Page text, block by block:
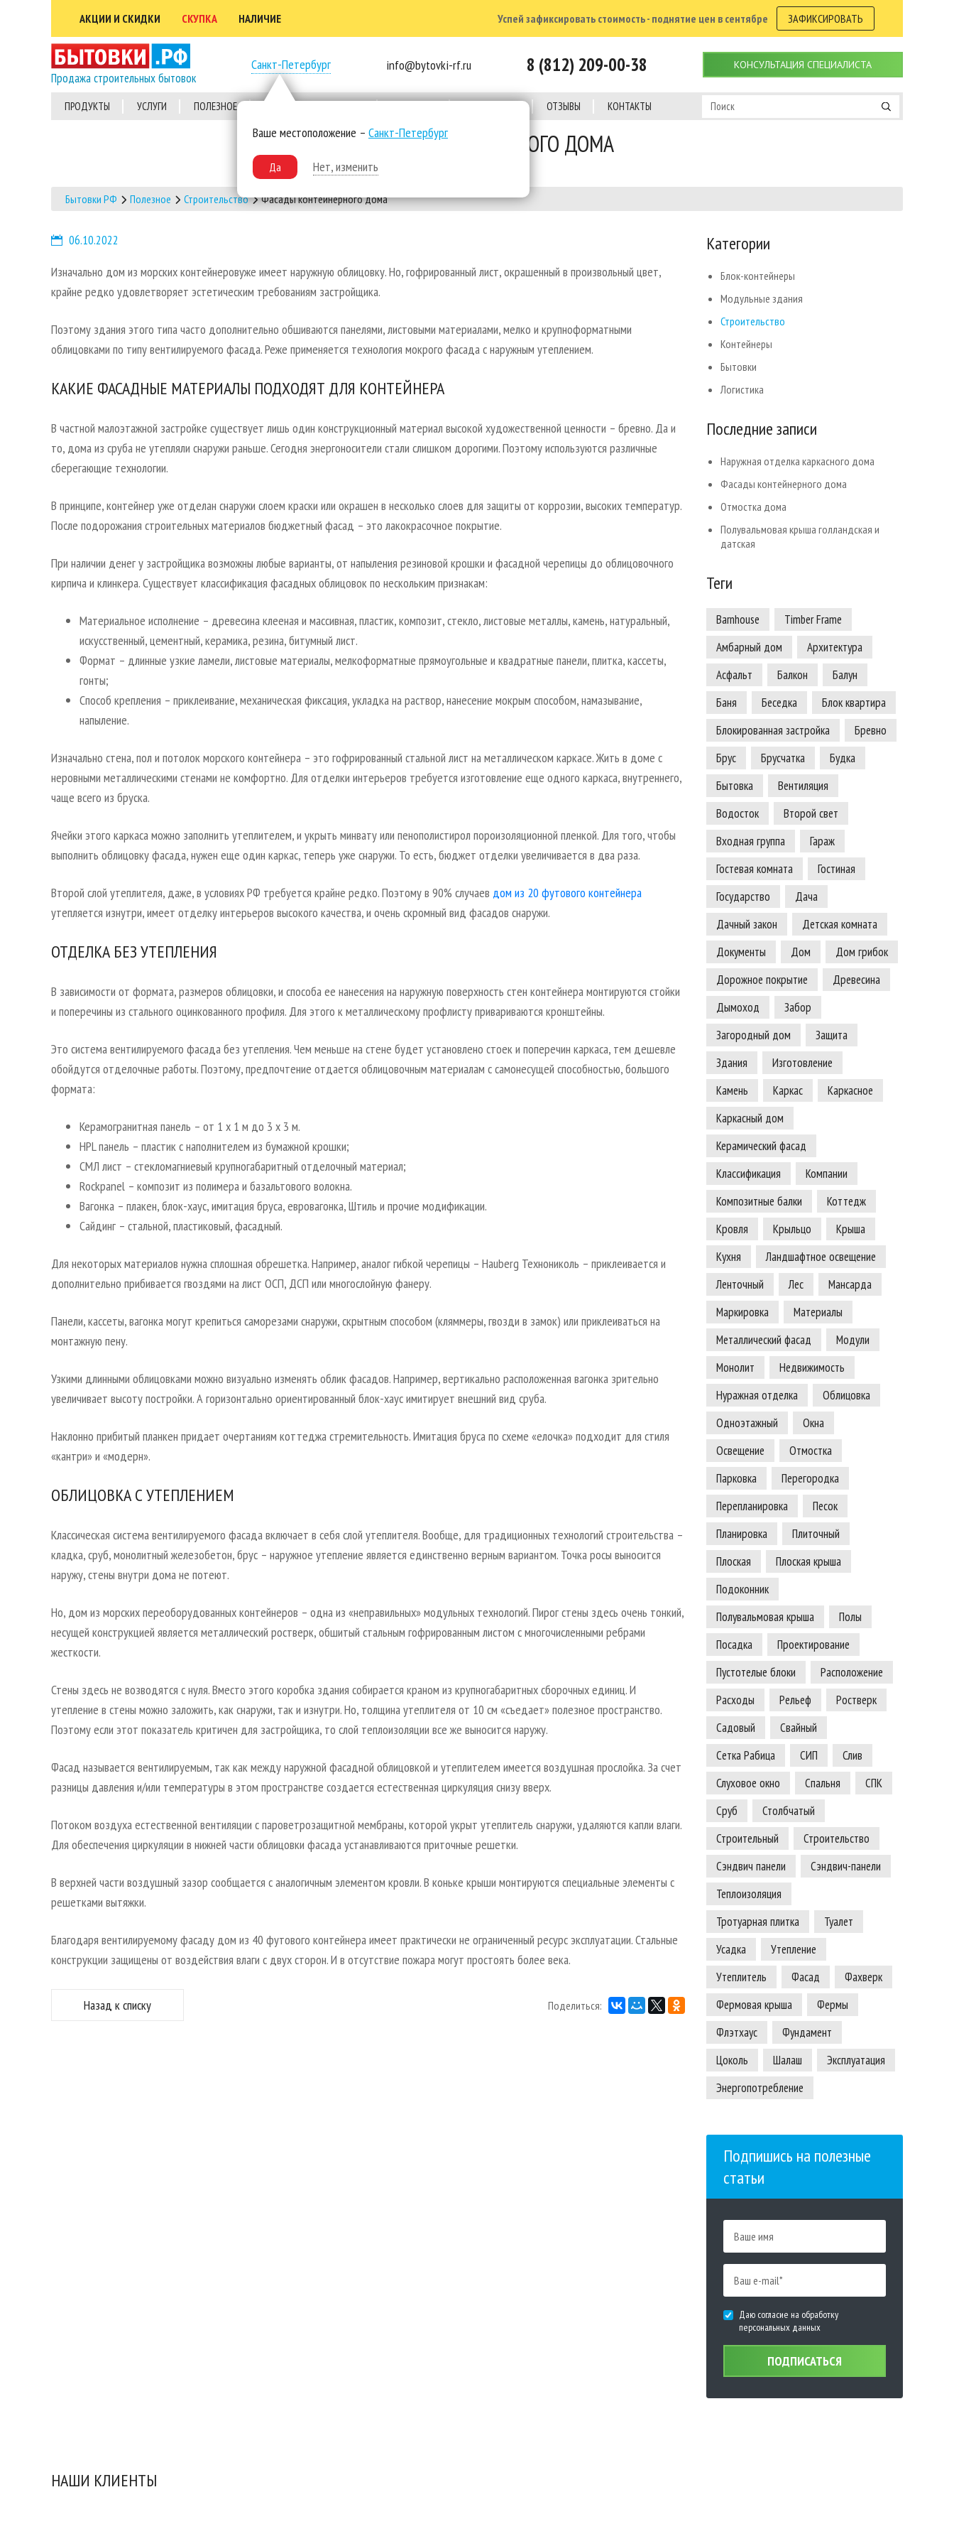
АКЦИИ И СКИДКИ СКУПКА НАЛИЧИЕ Успей зафиксировать стоимость - поднятие цен в сентябре ЗАФИКСИРОВАТЬ
Продажа строительных бытовок
Санкт-Петербург
Ваше местоположение – Санкт-Петербург
Да Нет, изменить
info@bytovki-rf.ru 8 (812) 209-00-38 КОНСУЛЬТАЦИЯ СПЕЦИАЛИСТА
ПРОДУКТЫ УСЛУГИ ПОЛЕЗНОЕ ОТЗЫВЫ КОНТАКТЫ
ФАСАДЫ КОНТЕЙНЕРНОГО ДОМА
Бытовки РФ Полезное Строительство Фасады контейнерного дома
Категории
Блок-контейнеры
Модульные здания
Строительство
Контейнеры
Бытовки
Логистика
Последние записи
Наружная отделка каркасного дома
Фасады контейнерного дома
Отмостка дома
Полувальмовая крыша голландская и
датская
Теги
Barnhouse
Timber Frame
Амбарный дом
Архитектура
Асфальт
Балкон
Балун
Баня
Беседка
Блок квартира
Блокированная застройка
Бревно
Брус
Брусчатка
Будка
Бытовка
Вентиляция
Водосток
Второй свет
Входная группа
Гараж
Гостевая комната
Гостиная
Государство
Дача
Дачный закон
Детская комната
Документы
Дом
Дом грибок
Дорожное покрытие
Древесина
Дымоход
Забор
Загородный дом
Защита
Здания
Изготовление
Камень
Каркас
Каркасное
Каркасный дом
Керамический фасад
Классификация
Компании
Композитные балки
Коттедж
Кровля
Крыльцо
Крыша
Кухня
Ландшафтное освещение
Ленточный
Лес
Мансарда
Маркировка
Материалы
Металлический фасад
Модули
Монолит
Недвижимость
Нуражная отделка
Облицовка
Одноэтажный
Окна
Освещение
Отмостка
Парковка
Перегородка
Перепланировка
Песок
Планировка
Плиточный
Плоская
Плоская крыша
Подоконник
Полувальмовая крыша
Полы
Посадка
Проектирование
Пустотелые блоки
Расположение
Расходы
Рельеф
Ростверк
Садовый
Свайный
Сетка Рабица
СИП
Слив
Слуховое окно
Спальня
СПК
Сруб
Столбчатый
Строительный
Строительство
Сэндвич панели
Сэндвич-панели
Теплоизоляция
Тротуарная плитка
Туалет
Усадка
Утепление
Утеплитель
Фасад
Фахверк
Фермовая крыша
Фермы
Флэтхаус
Фундамент
Цоколь
Шалаш
Эксплуатация
Энергопотребление
Подпишись на полезные
статьи
Даю согласие на обработку
персональных данных
ПОДПИСАТЬСЯ
06.10.2022
Изначально дом из морских контейнеровуже имеет наружную облицовку. Но, гофрированный лист, окрашенный в произвольный цвет,
крайне редко удовлетворяет эстетическим требованиям застройщика.
Поэтому здания этого типа часто дополнительно обшиваются панелями, листовыми материалами, мелко и крупноформатными
облицовками по типу вентилируемого фасада. Реже применяется технология мокрого фасада с наружным утеплением.
КАКИЕ ФАСАДНЫЕ МАТЕРИАЛЫ ПОДХОДЯТ ДЛЯ КОНТЕЙНЕРА
В частной малоэтажной застройке существует лишь один конструкционный материал высокой художественной ценности – бревно. Да и
то, дома из сруба не утепляли снаружи раньше. Сегодня энергоносители стали слишком дорогими. Поэтому используются различные
сберегающие технологии.
В принципе, контейнер уже отделан снаружи слоем краски или окрашен в несколько слоев для защиты от коррозии, высоких температур.
После подорожания строительных материалов бюджетный фасад – это лакокрасочное покрытие.
При наличии денег у застройщика возможны любые варианты, от напыления резиновой крошки и фасадной черепицы до облицовочного
кирпича и клинкера. Существует классификация фасадных облицовок по нескольким признакам:
Материальное исполнение – древесина клееная и массивная, пластик, композит, стекло, листовые металлы, камень, натуральный,
искусственный, цементный, керамика, резина, битумный лист.
Формат – длинные узкие ламели, листовые материалы, мелкоформатные прямоугольные и квадратные панели, плитка, кассеты,
гонты;
Способ крепления – приклеивание, механическая фиксация, укладка на раствор, нанесение мокрым способом, намазывание,
напыление.
Изначально стена, пол и потолок морского контейнера – это гофрированный стальной лист на металлическом каркасе. Жить в доме с
неровными металлическими стенами не комфортно. Для отделки интерьеров требуется изготовление еще одного каркаса, внутреннего,
чаще всего из бруска.
Ячейки этого каркаса можно заполнить утеплителем, и укрыть минвату или пенополистирол пороизоляционной пленкой. Для того, чтобы
выполнить облицовку фасада, нужен еще один каркас, теперь уже снаружи. То есть, бюджет отделки увеличивается в два раза.
Второй слой утеплителя, даже, в условиях РФ требуется крайне редко. Поэтому в 90% случаев дом из 20 футового контейнера
утепляется изнутри, имеет отделку интерьеров высокого качества, и очень скромный вид фасадов снаружи.
ОТДЕЛКА БЕЗ УТЕПЛЕНИЯ
В зависимости от формата, размеров облицовки, и способа ее нанесения на наружную поверхность стен контейнера монтируются стойки
и поперечины из стального оцинкованного профиля. Для этого к металлическому профлисту привариваются кронштейны.
Это система вентилируемого фасада без утепления. Чем меньше на стене будет установлено стоек и поперечин каркаса, тем дешевле
обойдутся отделочные работы. Поэтому, предпочтение отдается облицовочным материалам с самонесущей способностью, большого
формата:
Керамогранитная панель – от 1 х 1 м до 3 х 3 м.
HPL панель – пластик с наполнителем из бумажной крошки;
СМЛ лист – стекломагниевый крупногабаритный отделочный материал;
Rockpanel – композит из полимера и базальтового волокна.
Вагонка – плакен, блок-хаус, имитация бруса, евровагонка, Штиль и прочие модификации.
Сайдинг – стальной, пластиковый, фасадный.
Для некоторых материалов нужна сплошная обрешетка. Например, аналог гибкой черепицы – Hauberg Технониколь – приклеивается и
дополнительно прибивается гвоздями на лист ОСП, ДСП или многослойную фанеру.
Панели, кассеты, вагонка могут крепиться саморезами снаружи, скрытным способом (кляммеры, гвозди в замок) или приклеиваться на
монтажную пену.
Узкими длинными облицовками можно визуально изменять облик фасадов. Например, вертикально расположенная вагонка зрительно
увеличивает высоту постройки. А горизонтально ориентированный блок-хаус имитирует внешний вид сруба.
Наклонно прибитый планкен придает очертаниям коттеджа стремительность. Имитация бруса по схеме «елочка» подходит для стиля
«кантри» и «модерн».
ОБЛИЦОВКА С УТЕПЛЕНИЕМ
Классическая система вентилируемого фасада включает в себя слой утеплителя. Вообще, для традиционных технологий строительства –
кладка, сруб, монолитный железобетон, брус – наружное утепление является единственно верным вариантом. Точка росы выносится
наружу, стены внутри дома не потеют.
Но, дом из морских переоборудованных контейнеров – одна из «неправильных» модульных технологий. Пирог стены здесь очень тонкий,
несущей конструкцией является металлический ростверк, обшитый стальным гофрированным листом с многочисленными ребрами
жесткости.
Стены здесь не возводятся с нуля. Вместо этого коробка здания собирается краном из крупногабаритных сборочных единиц. И
утепление в стены можно заложить, как снаружи, так и изнутри. Но, толщина утеплителя от 10 см «съедает» полезное пространство.
Поэтому если этот показатель критичен для застройщика, то слой теплоизоляции все же выносится наружу.
Фасад называется вентилируемым, так как между наружной фасадной облицовкой и утеплителем имеется воздушная прослойка. За счет
разницы давления и/или температуры в этом пространстве создается естественная циркуляция снизу вверх.
Потоком воздуха естественной вентиляции с пароветрозащитной мембраны, которой укрыт утеплитель снаружи, удаляются капли влаги.
Для обеспечения циркуляции в нижней части облицовки фасада устанавливаются приточные решетки.
В верхней части воздушный зазор сообщается с аналогичным элементом кровли. В коньке крыши монтируются специальные элементы с
решетками вытяжки.
Благодаря вентилируемому фасаду дом из 40 футового контейнера имеет практически не ограниченный ресурс эксплуатации. Стальные
конструкции защищены от воздействия влаги с двух сторон. И в отсутствие пожара могут простоять более века.
Назад к списку Поделиться:
НАШИ КЛИЕНТЫ